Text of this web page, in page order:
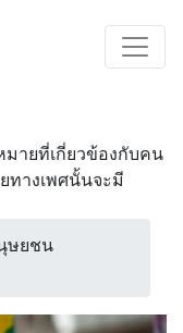
ายที่เกี่ยวข้องกับคน
างเพศนั้นจะมี
ษยชน